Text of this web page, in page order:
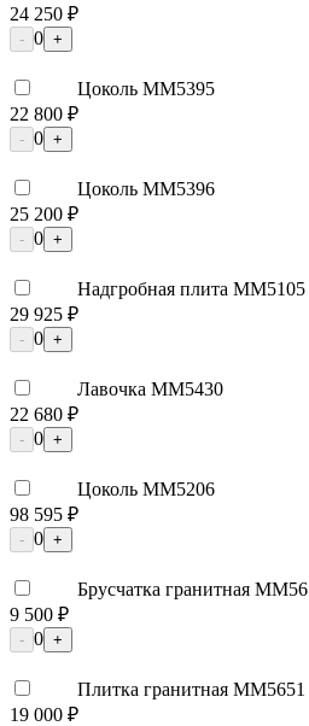
24 250 ₽
- 0 +
Цоколь ММ5395
22 800 ₽
- 0 +
Цоколь ММ5396
25 200 ₽
- 0 +
Надгробная плита ММ5105
29 925 ₽
- 0 +
Лавочка ММ5430
22 680 ₽
- 0 +
Цоколь ММ5206
98 595 ₽
- 0 +
Брусчатка гранитная
9 500 ₽
- 0 +
Плитка гранитная ММ5651
19 000 ₽